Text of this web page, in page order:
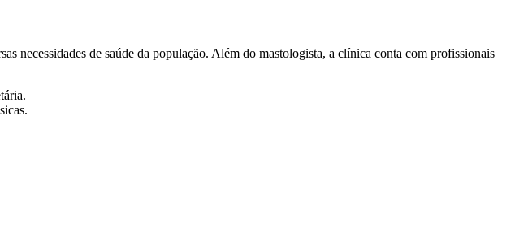
necessidades de saúde da população. Além do mastologista, a clínica conta com profissionais